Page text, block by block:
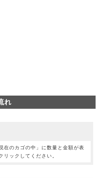
れ
在のカゴの中」に数量と金額が表
リックしてください。